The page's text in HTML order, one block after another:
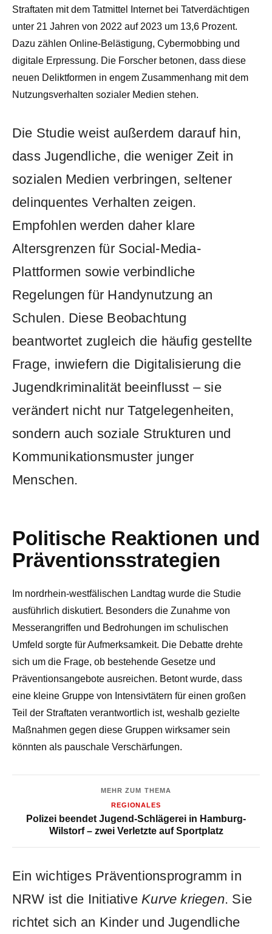
Straftaten mit dem Tatmittel Internet bei Tatverdächtigen
unter 21 Jahren von 2022 auf 2023 um 13,6 Prozent.
Dazu zählen Online-Belästigung, Cybermobbing und
digitale Erpressung. Die Forscher betonen, dass diese
neuen Deliktformen in engem Zusammenhang mit dem
Nutzungsverhalten sozialer Medien stehen.
Die Studie weist außerdem darauf hin,
dass Jugendliche, die weniger Zeit in
sozialen Medien verbringen, seltener
delinquentes Verhalten zeigen.
Empfohlen werden daher klare
Altersgrenzen für Social-Media-
Plattformen sowie verbindliche
Regelungen für Handynutzung an
Schulen. Diese Beobachtung
beantwortet zugleich die häufig gestellte
Frage, inwiefern die Digitalisierung die
Jugendkriminalität beeinflusst – sie
verändert nicht nur Tatgelegenheiten,
sondern auch soziale Strukturen und
Kommunikationsmuster junger
Menschen.
Politische Reaktionen und
Präventionsstrategien
Im nordrhein-westfälischen Landtag wurde die Studie
ausführlich diskutiert. Besonders die Zunahme von
Messerangriffen und Bedrohungen im schulischen
Umfeld sorgte für Aufmerksamkeit. Die Debatte drehte
sich um die Frage, ob bestehende Gesetze und
Präventionsangebote ausreichen. Betont wurde, dass
eine kleine Gruppe von Intensivtätern für einen großen
Teil der Straftaten verantwortlich ist, weshalb gezielte
Maßnahmen gegen diese Gruppen wirksamer sein
könnten als pauschale Verschärfungen.
MEHR ZUM THEMA
REGIONALES
Polizei beendet Jugend-Schlägerei in Hamburg-
Wilstorf – zwei Verletzte auf Sportplatz
Ein wichtiges Präventionsprogramm in
NRW ist die InitiativeKurve kriegen. Sie
richtet sich an Kinder und Jugendliche